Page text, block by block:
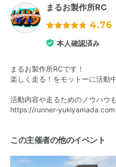
まるお製作所RC
4.76
本人確認済み
まるお製作所RCです！
楽しく走る！をモットーに活動中
活動内容や走るためのノウハウ
https://runner-yukiyamada.com
この主催者の他のイベント